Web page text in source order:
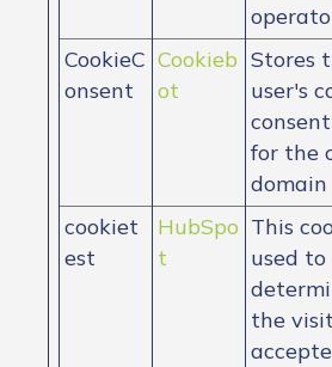
CookieC
onsent
Cookieb
ot
Stores
user's
for the
domain
cookiet
est
HubSpo
t
This
used to
the